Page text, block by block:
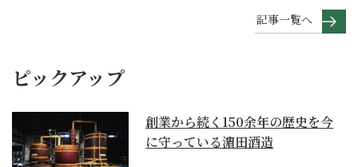
記事一覧へ
ピックアップ
創業から続く150余年の歴史を今
に守っている濵田酒造